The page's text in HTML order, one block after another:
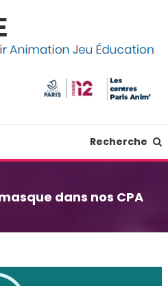
Recherche
dans nos CPA